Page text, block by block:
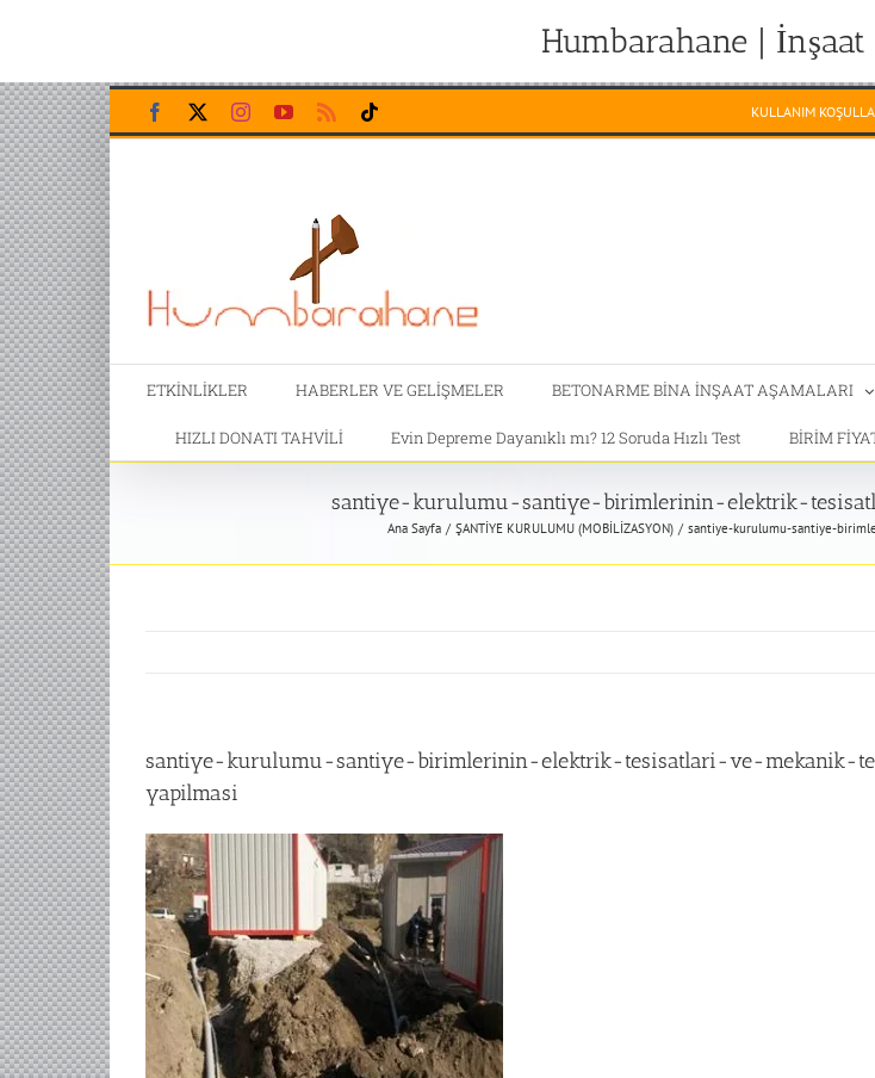
Humbarahane |
Skip
to
content
Facebook InstagramYouTubeRss KULLANIM
ETKİNLİKLER HABERLER VE GELİŞMELER BETONARME BİNA İNŞAAT AŞAMALARI
HIZLI DONATI TAHVİLİ Evin Depreme Dayanıklı mı? 12 Soruda Hızlı Test BİRİM
santiye-kurulumu-santiye-birimlerinin-elektrik-
Ana Sayfa ŞANTİYE KURULUMU (MOBİLİZASYON) santiye-kurulumu-santiye-
santiye-kurulumu-santiye-birimlerinin-elektrik-tesisatlari-ve-mekanik-
yapilmasi